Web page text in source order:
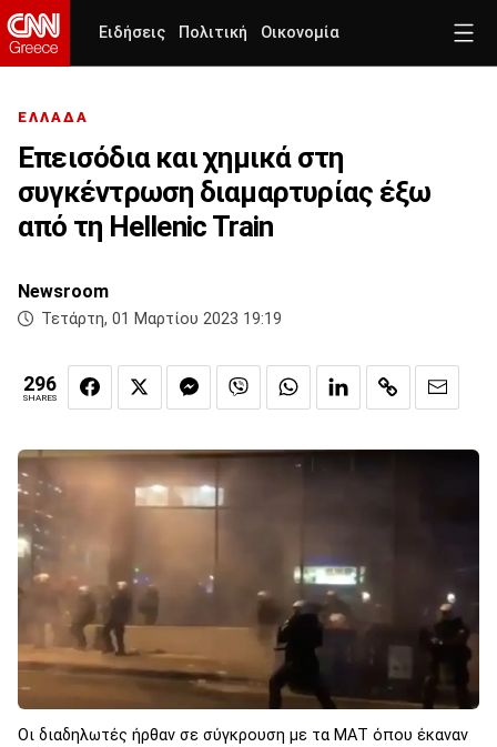
Ειδήσεις Πολιτική Οικονομία
ΕΛΛΑΔΑ
Επεισόδια και χημικά στη
συγκέντρωση διαμαρτυρίας έξω
από τη Hellenic Train
Newsroom
Τετάρτη, 01 Μαρτίου 2023 19:19
296
SHARES
Οι διαδηλωτές ήρθαν σε σύγκρουση με τα ΜΑΤ όπου έκαναν